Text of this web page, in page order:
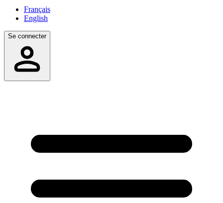
Français
English
Se connecter